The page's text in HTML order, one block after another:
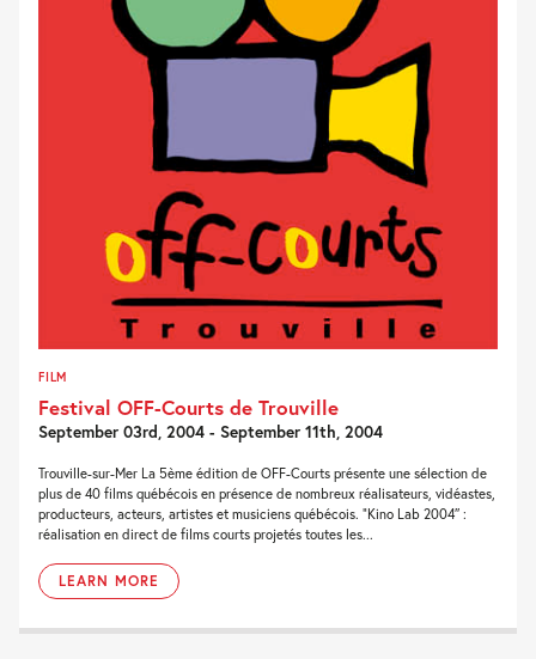
FILM
Festival OFF-Courts de Trouville
September 03rd, 2004 - September 11th, 2004
Trouville-sur-Mer La 5ème édition de OFF-Courts présente une sélection de
plus de 40 films québécois en présence de nombreux réalisateurs, vidéastes,
producteurs, acteurs, artistes et musiciens québécois. “Kino Lab 2004″ :
réalisation en direct de films courts projetés toutes les...
LEARN MORE